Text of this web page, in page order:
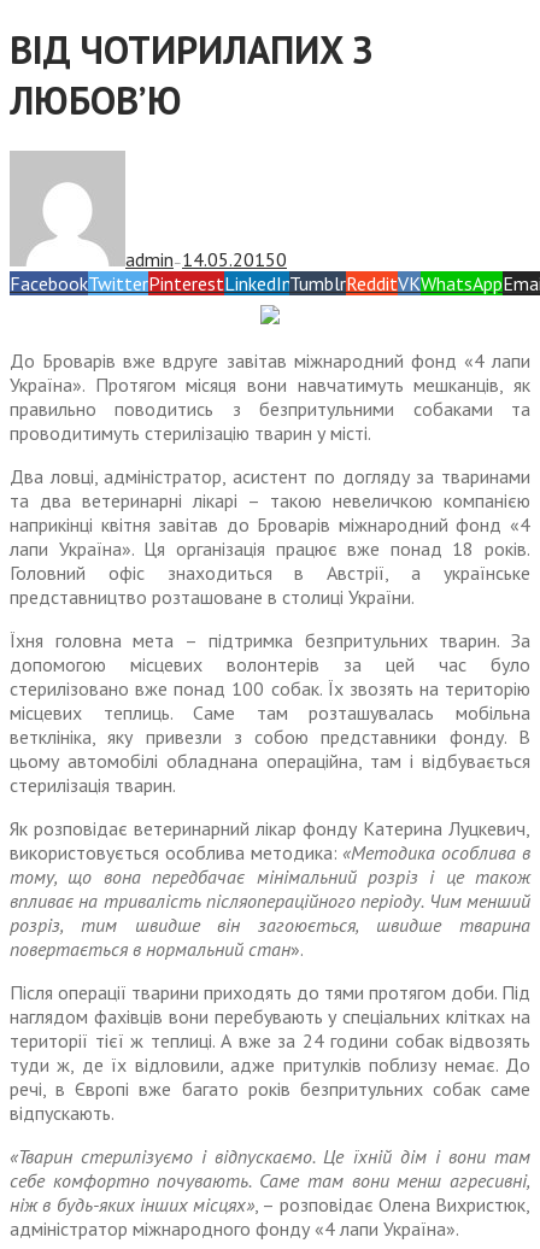
ВІД ЧОТИРИЛАПИХ З
ЛЮБОВ’Ю
admin — 14.05.20150
FacebookTwitterPinterestLinkedInTumblrRedditVKWhatsApp
До Броварів вже вдруге завітав міжнародний фонд «4 лапи
Україна». Протягом місяця вони навчатимуть мешканців, як
правильно поводитись з безпритульними собаками та
проводитимуть стерилізацію тварин у місті.
Два ловці, адміністратор, асис­тент по догляду за тваринами
та два ветеринарні лікарі – такою невеличкою компанією
наприкінці квітня завітав до Бро­варів міжнародний фонд «4
лапи Україна». Ця організація працює вже понад 18 років.
Головний офіс знаходиться в Австрії, а українське
представництво розташоване в столиці України.
Їхня головна мета – підтримка безпритульних тварин. За
допо­могою місцевих волонтерів за цей час було
стерилізовано вже понад 100 собак. Їх звозять на територію
місцевих теплиць. Саме там роз­ташувалась мобільна
ветклініка, яку привезли з собою представ­ники фонду. В
цьому автомобілі обладнана операційна, там і від­бувається
стерилізація тварин.
Як розповідає ветеринарний лікар фонду Катерина Луцкевич,
використовується особлива методика: «Методика особлива в
тому, що вона передбачає міні­мальний розріз і це також
впливає на тривалість післяопераційного періоду. Чим менший
розріз, тим швидше він загоюється, швидше тварина
повертається в нор­мальний стан».
Після операції тварини при­ходять до тями протягом доби. Під
наглядом фахівців вони перебувають у спеціальних клітках на
території тієї ж теплиці. А вже за 24 години собак відвозять
туди ж, де їх відловили, адже притулків поблизу немає. До
речі, в Європі вже багато років безпри­тульних собак саме
відпускають.
«Тварин стерилізуємо і від­пускаємо. Це їхній дім і вони там
себе комфортно почувають. Саме там вони менш агресивні,
ніж в будь-яких інших місцях», – розповідає Олена Вихристюк,
адміністратор міжнародного фонду «4 лапи Україна».